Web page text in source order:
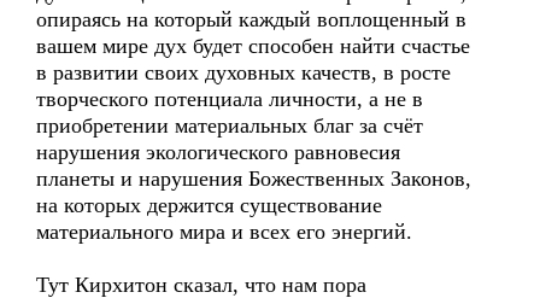
опираясь на который каждый воплощенный в
вашем мире дух будет способен найти счастье
в развитии своих духовных качеств, в росте
творческого потенциала личности, а не в
приобретении материальных благ за счёт
нарушения экологического равновесия
планеты и нарушения Божественных Законов,
на которых держится существование
материального мира и всех его энергий.
Тут Кирхитон сказал, что нам пора